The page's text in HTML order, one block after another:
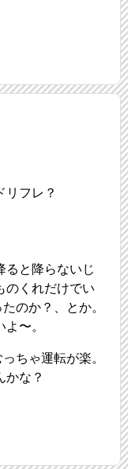
リフレ？
ると降らないじ
のくれだけでい
のか？、とか。
〜。
ちゃ運転が楽。
かな？